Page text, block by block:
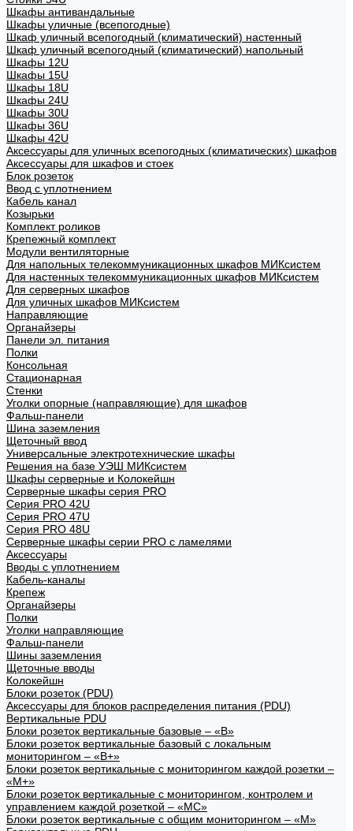
Шкафы антивандальные
Шкафы уличные (всепогодные)
Шкаф уличный всепогодный (климатический) настенный
Шкаф уличный всепогодный (климатический) напольный
Шкафы 12U
Шкафы 15U
Шкафы 18U
Шкафы 24U
Шкафы 30U
Шкафы 36U
Шкафы 42U
Аксессуары для уличных всепогодных (климатических) шкафов
Аксессуары для шкафов и стоек
Блок розеток
Ввод с уплотнением
Кабель канал
Козырьки
Комплект роликов
Крепежный комплект
Модули вентиляторные
Для напольных телекоммуникационных шкафов МИКсистем
Для настенных телекоммуникационных шкафов МИКсистем
Для серверных шкафов
Для уличных шкафов МИКсистем
Направляющие
Органайзеры
Панели эл. питания
Полки
Консольная
Стационарная
Стенки
Уголки опорные (направляющие) для шкафов
Фальш-панели
Шина заземления
Щеточный ввод
Универсальные электротехнические шкафы
Решения на базе УЭШ МИКсистем
Шкафы серверные и Колокейшн
Серверные шкафы серия PRO
Серия PRO 42U
Серия PRO 47U
Серия PRO 48U
Серверные шкафы серии PRO с ламелями
Аксессуары
Вводы с уплотнением
Кабель-каналы
Крепеж
Органайзеры
Полки
Уголки направляющие
Фальш-панели
Шины заземления
Щеточные вводы
Колокейшн
Блоки розеток (PDU)
Аксессуары для блоков распределения питания (PDU)
Вертикальные PDU
Блоки розеток вертикальные базовые – «В»
Блоки розеток вертикальные базовый с локальным
мониторингом – «В+»
Блоки розеток вертикальные с мониторингом каждой розетки –
«М+»
Блоки розеток вертикальные с мониторингом, контролем и
управлением каждой розеткой – «МС»
Блоки розеток вертикальные с общим мониторингом – «М»